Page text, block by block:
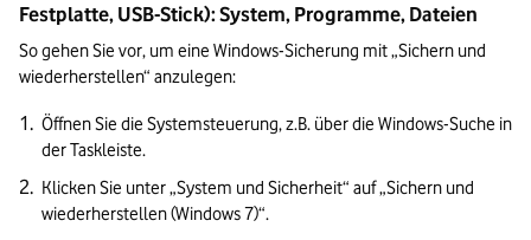
Festplatte, USB-Stick): System, Programme, Dateien
So gehen Sie vor, um eine Windows-Sicherung mit „Sichern und
wiederherstellen“ anzulegen:
Öffnen Sie die Systemsteuerung, z.B. über die Windows-Suche in
der Taskleiste.
Klicken Sie unter „System und Sicherheit“ auf „Sichern und
wiederherstellen (Windows 7)“.